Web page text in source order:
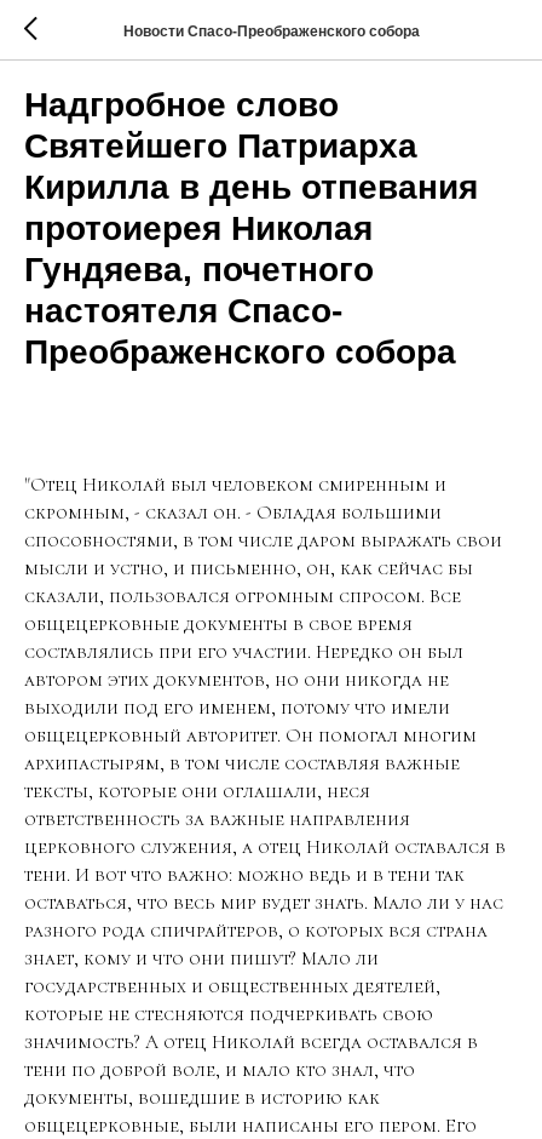
Новости Спасо-Преображенского собора
Надгробное слово
Святейшего Патриарха
Кирилла в день отпевания
протоиерея Николая
Гундяева, почетного
настоятеля Спасо-
Преображенского собора
"Отец Николай был человеком смиренным и
скромным, - сказал он. - Обладая большими
способностями, в том числе даром выражать свои
мысли и устно, и письменно, он, как сейчас бы
сказали, пользовался огромным спросом. Все
общецерковные документы в свое время
составлялись при его участии. Нередко он был
автором этих документов, но они никогда не
выходили под его именем, потому что имели
общецерковный авторитет. Он помогал многим
архипастырям, в том числе составляя важные
тексты, которые они оглашали, неся
ответственность за важные направления
церковного служения, а отец Николай оставался в
тени. И вот что важно: можно ведь и в тени так
оставаться, что весь мир будет знать. Мало ли у нас
разного рода спичрайтеров, о которых вся страна
знает, кому и что они пишут? Мало ли
государственных и общественных деятелей,
которые не стесняются подчеркивать свою
значимость? А отец Николай всегда оставался в
тени по доброй воле, и мало кто знал, что
документы, вошедшие в историю как
общецерковные, были написаны его пером. Его